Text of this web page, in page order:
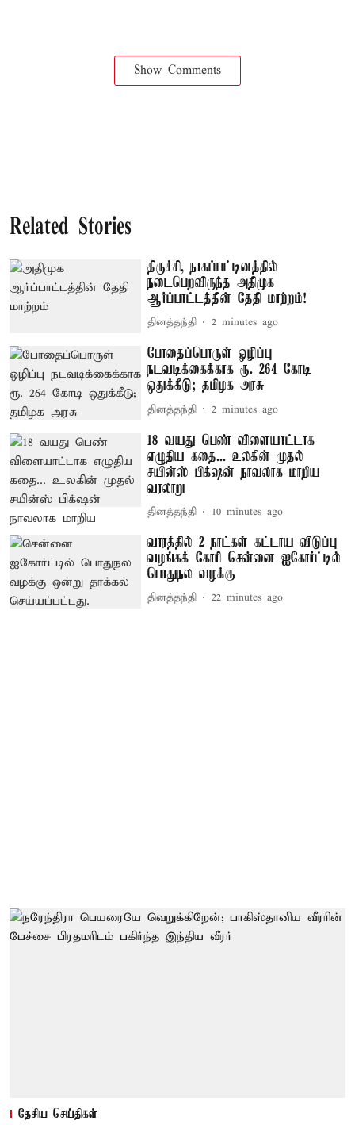
Show Comments
Related Stories
திருச்சி, நாகப்பட்டினத்தில்
நடைபெறவிருந்த அதிமுக
ஆர்ப்பாட்டத்தின் தேதி மாற்றம்!
தினத்தந்தி 2 minutes ago
போதைப்பொருள் ஒழிப்பு
நடவடிக்கைக்காக ரூ. 264 கோடி
ஒதுக்கீடு; தமிழக அரசு
தினத்தந்தி 2 minutes ago
18 வயது பெண் விளையாட்டாக
எழுதிய கதை... உலகின் முதல்
சயின்ஸ் பிக்‌ஷன் நாவலாக மாறிய
வரலாறு
தினத்தந்தி 10 minutes ago
வாரத்தில் 2 நாட்கள் கட்டாய விடுப்பு
வழங்கக் கோரி சென்னை ஐகோர்ட்டில்
பொதுநல வழக்கு
தினத்தந்தி 22 minutes ago
தேசிய செய்திகள்